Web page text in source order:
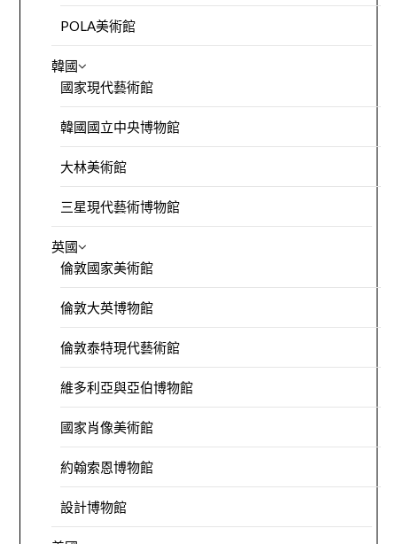
POLA美術館
韓國
國家現代藝術館
韓國國立中央博物館
大林美術館
三星現代藝術博物館
英國
倫敦國家美術館
倫敦大英博物館
倫敦泰特現代藝術館
維多利亞與亞伯博物館
國家肖像美術館
約翰索恩博物館
設計博物館